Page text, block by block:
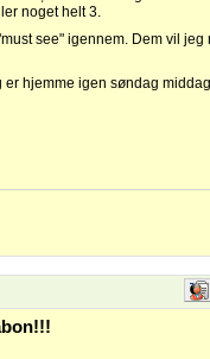
noget helt 3.
see" igennem. Dem vil jeg
hjemme igen søndag